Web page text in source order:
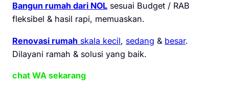
Bangun rumah dari NOL sesuai Budget / RAB
fleksibel & hasil rapi, memuaskan.
Renovasi rumah skala kecil, sedang & besar.
Dilayani ramah & solusi yang baik.
chat WA sekarang